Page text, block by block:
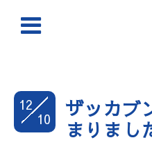
12
10
ザッカブ
まりまし